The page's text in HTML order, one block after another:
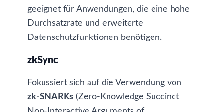
geeignet für Anwendungen, die eine hohe
Durchsatzrate und erweiterte
Datenschutzfunktionen benötigen.
zkSync
Fokussiert sich auf die Verwendung von
zk-SNARKs (Zero-Knowledge Succinct